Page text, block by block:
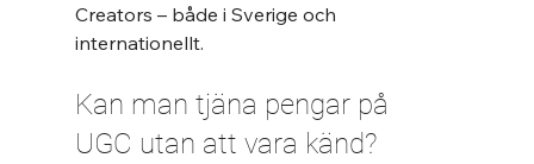
Creators – både i Sverige och
internationellt.
Kan man tjäna pengar på
UGC utan att vara känd?